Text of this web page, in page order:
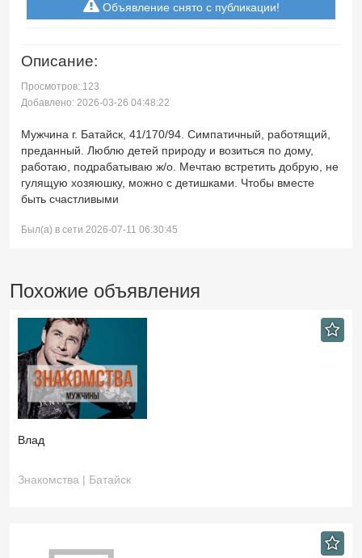
Объявление снято с публикации!
Описание:
Просмотров: 123
Добавлено: 2026-03-26 04:48:22
Мужчина г. Батайск, 41/170/94. Симпатичный, работящий,
преданный. Люблю детей природу и возиться по дому,
работаю, подрабатываю ж/о. Мечтаю встретить добрую, не
гулящую хозяюшку, можно с детишками. Чтобы вместе
быть счастливыми
Был(а) в сети 2026-07-11 06:30:45
Похожие объявления
Влад
Знакомства | Батайск